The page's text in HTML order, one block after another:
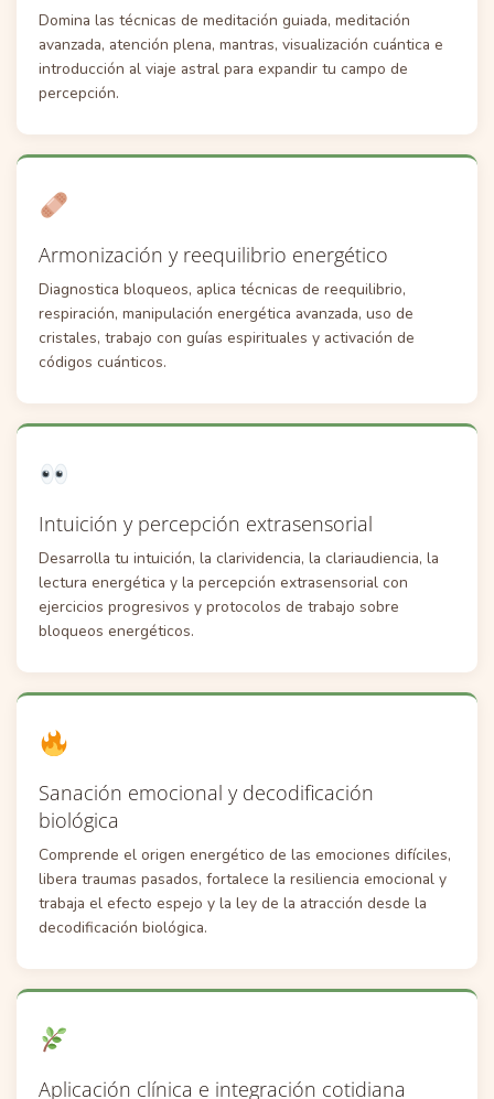
Domina las técnicas de meditación guiada, meditación
avanzada, atención plena, mantras, visualización cuántica e
introducción al viaje astral para expandir tu campo de
percepción.
Armonización y reequilibrio energético
Diagnostica bloqueos, aplica técnicas de reequilibrio,
respiración, manipulación energética avanzada, uso de
cristales, trabajo con guías espirituales y activación de
códigos cuánticos.
Intuición y percepción extrasensorial
Desarrolla tu intuición, la clarividencia, la clariaudiencia, la
lectura energética y la percepción extrasensorial con
ejercicios progresivos y protocolos de trabajo sobre
bloqueos energéticos.
Sanación emocional y decodificación
biológica
Comprende el origen energético de las emociones difíciles,
libera traumas pasados, fortalece la resiliencia emocional y
trabaja el efecto espejo y la ley de la atracción desde la
decodificación biológica.
Aplicación clínica e integración cotidiana